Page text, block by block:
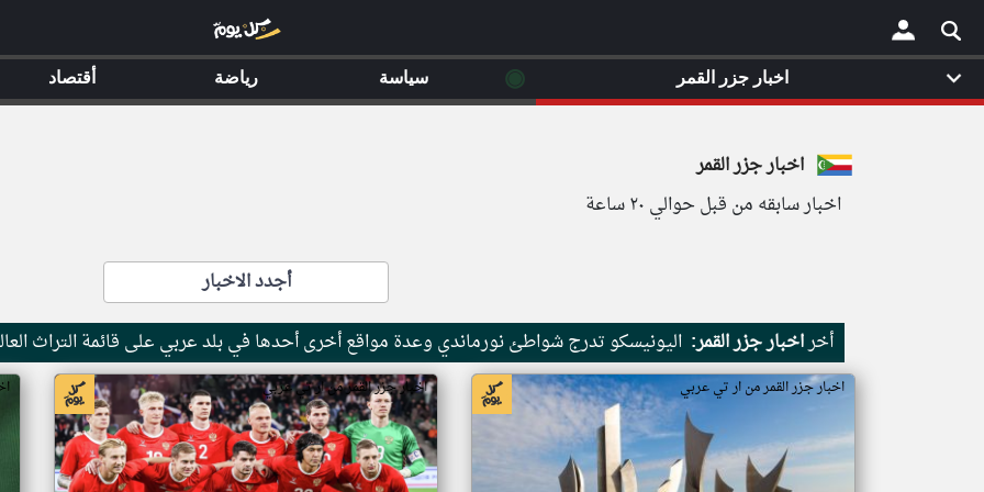
×
اخبار جزر القمر
اخبار سابقه من قبل حوالي ٢٠ ساعة
أجدد الاخبار
أخراخبار جزر القمر: اليونيسكو تدرج شواطئ نورماندي وعدة مواقع أخرى أحدها في بلد عربي على قائمة التراث
اخبار جزر القمر من ار تي عربي اخبار جزر القمر من ار تي عربي
اخبار جزر القمر ◉ سياسة رياضة أقتصاد